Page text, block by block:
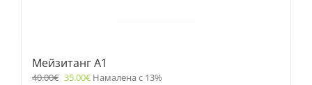
Мейзитанг A1
40.00€ 35.00€ Намалена с 13%